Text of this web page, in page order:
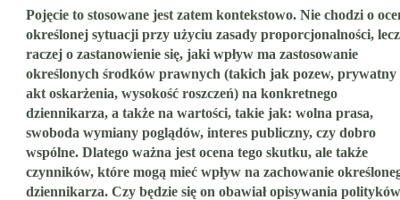
Pojęcie to stosowane jest zatem kontekstowo. Nie chodzi o
określonej sytuacji przy użyciu zasady proporcjonalności, lecz
raczej o zastanowienie się, jaki wpływ ma zastosowanie
określonych środków prawnych (takich jak pozew, prywatny
akt oskarżenia, wysokość roszczeń) na konkretnego
dziennikarza, a także na wartości, takie jak: wolna prasa,
swoboda wymiany poglądów, interes publiczny, czy dobro
wspólne. Dlatego ważna jest ocena tego skutku, ale także
czynników, które mogą mieć wpływ na zachowanie
dziennikarza. Czy będzie się on obawiał opisywania polityków